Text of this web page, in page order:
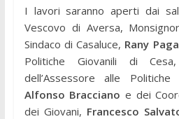
I lavori saranno aperti dai
Vescovo di Aversa,
Sindaco di Casaluce, Rany
Politiche Giovanili di
dell’Assessore alle
Alfonso Braccianoe dei
dei Giovani, Francesco